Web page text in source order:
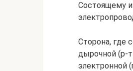
Состоящему
Сторона, где
дырочной (p-
электронной